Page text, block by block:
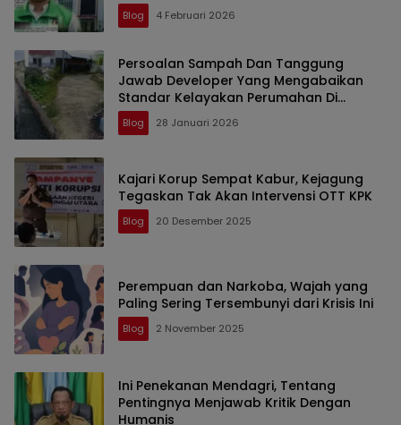
Blog 4 Februari 2026
Persoalan Sampah Dan Tanggung
Jawab Developer Yang Mengabaikan
Standar Kelayakan Perumahan Di
Kabupaten Gorontalo
Blog 28 Januari 2026
Kajari Korup Sempat Kabur, Kejagung
Tegaskan Tak Akan Intervensi OTT KPK
Blog 20 Desember 2025
Perempuan dan Narkoba, Wajah yang
Paling Sering Tersembunyi dari Krisis Ini
Blog 2 November 2025
Ini Penekanan Mendagri, Tentang
Pentingnya Menjawab Kritik Dengan
Humanis